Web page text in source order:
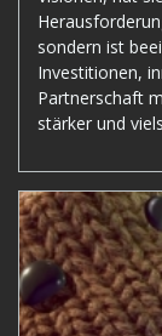
sondern ist
Investitionen,
Partnerschaft
stärker und